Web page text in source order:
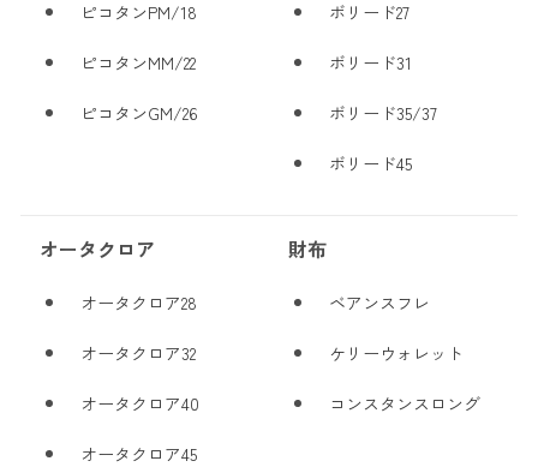
ピコタンPM/18
ピコタンMM/22
ピコタンGM/26
ボリード27
ボリード31
ボリード35/37
ボリード45
オータクロア
オータクロア28
オータクロア32
オータクロア40
オータクロア45
財布
ベアンスフレ
ケリーウォレット
コンスタンスロング